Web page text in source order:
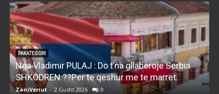
PAKATEGORI
Nga Vladimir PULAJ : Do t’na gllaberoje Serbia
SHKODREN ??Per te qeshur me te marret.
ZaniVeriut - 2 Gusht 2026 0